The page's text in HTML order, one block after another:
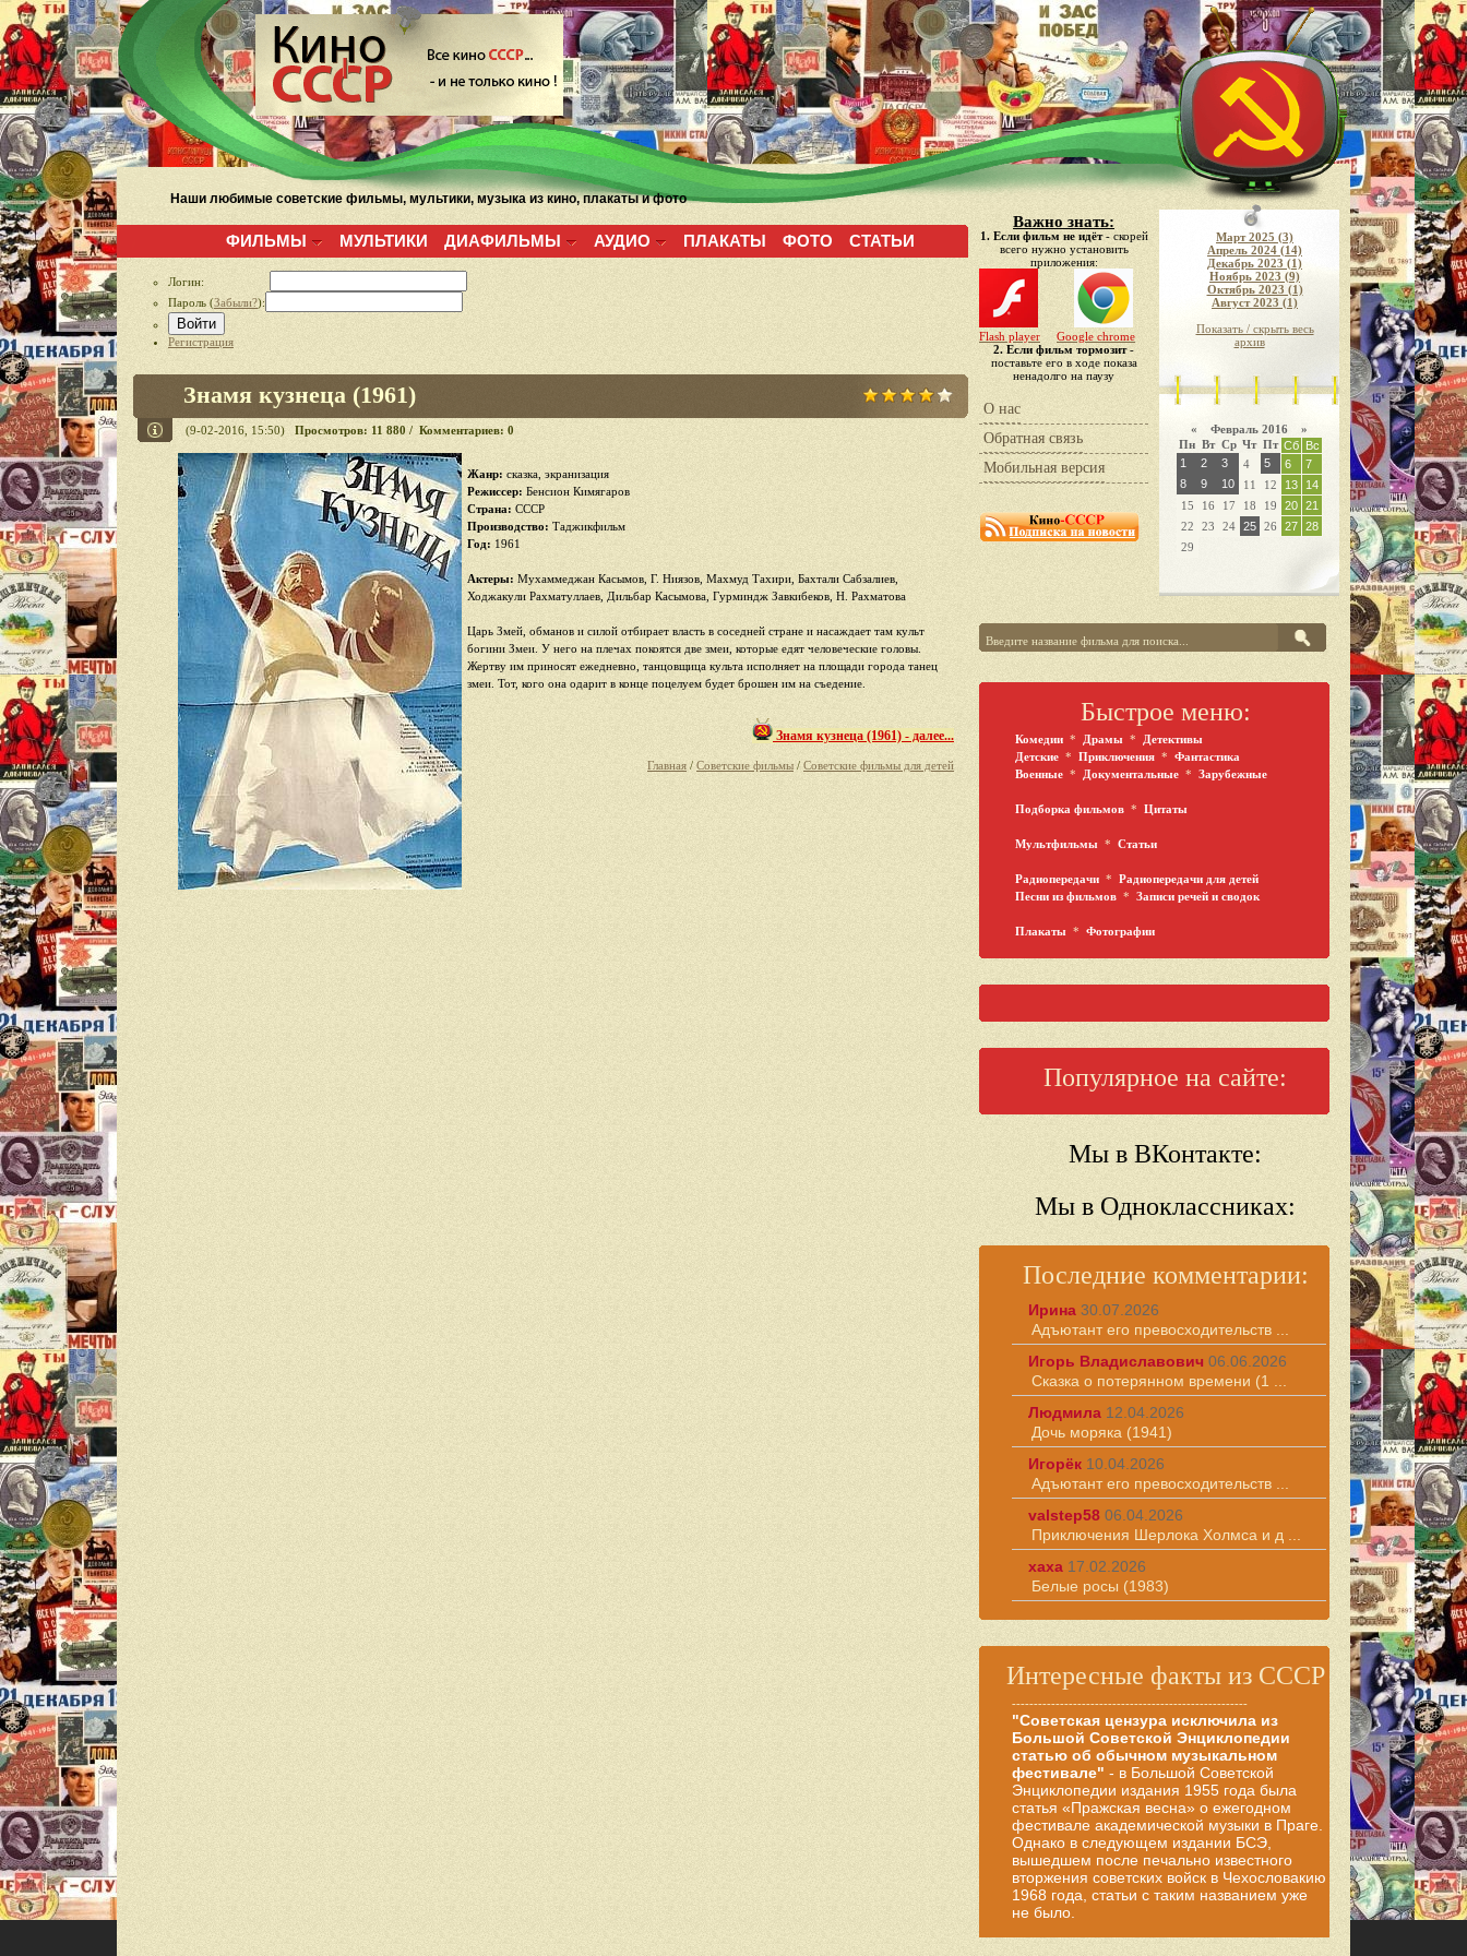
Наши любимые советские фильмы, мультики, музыка из кино, плакаты и фото
ФИЛЬМЫ МУЛЬТИКИ ДИАФИЛЬМЫ АУДИО ПЛАКАТЫ ФОТО СТАТЬИ
Логин:
Пароль (Забыли?):
Войти
Регистрация
Знамя кузнеца (1961)
(9-02-2016, 15:50) Просмотров: 11 880 / Комментариев: 0
Жанр: сказка, экранизация
Режиссер: Бенсион Кимягаров
Страна: СССР
Производство: Таджикфильм
Год: 1961
Актеры: Мухаммеджан Касымов, Г. Ниязов, Махмуд Тахири, Бахтали Сабзалиев,
Ходжакули Рахматуллаев, Дильбар Касымова, Гурминдж Завкибеков, Н. Рахматова
Царь Змей, обманов и силой отбирает власть в соседней стране и насаждает там культ
богини Змеи. У него на плечах покоятся две змеи, которые едят человеческие головы.
Жертву им приносят ежедневно, танцовщица культа исполняет на площади города танец
змеи. Тот, кого она одарит в конце поцелуем будет брошен им на съедение.
Знамя кузнеца (1961) - далее...
Главная / Советские фильмы / Советские фильмы для детей
Важно знать:
1. Если фильм не идёт- скорей
всего нужно установить
приложения:
Flash player
Google chrome
2. Если фильм тормозит-
поставьте его в ходе показа
ненадолго на паузу
О нас
Обратная связь
Мобильная версия
Март 2025 (3)
Апрель 2024 (14)
Декабрь 2023 (1)
Ноябрь 2023 (9)
Октябрь 2023 (1)
Август 2023 (1)
Показать / скрыть весь
архив
« Февраль 2016 »
Пн Вт Ср Чт Пт Сб Вс
1
2 3 4 5 6
7
8
9 10 11 12 13
14
15
16 17 18 19 20 21
22
23 24 25 26 27 28
29
Быстрое меню:
Комедии * Драмы *
Детективы
Детские * Приключения * Фантастика
Военные * Документальные * Зарубежные
Подборка фильмов * Цитаты
Мультфильмы * Статьи
Радиопередачи * Радиопередачи для детей
Песни из фильмов * Записи речей и сводок
Плакаты * Фотографии
Популярное на сайте:
Мы в ВКонтакте:
Мы в Одноклассниках:
Последние комментарии:
Ирина 30.07.2026
Адъютант его превосходительств ...
Игорь Владиславович 06.06.2026
Сказка о потерянном времени (1 ...
Людмила 12.04.2026
Дочь моряка (1941)
Игорёк 10.04.2026
Адъютант его превосходительств ...
valstep58 06.04.2026
Приключения Шерлока Холмса и д ...
хаха 17.02.2026
Белые росы (1983)
Интересные факты из СССР
------------------------------------------------------
"Советская цензура исключила из
Большой Советской Энциклопедии
статью об обычном музыкальном
фестивале" - в Большой Советской
Энциклопедии издания 1955 года была
статья «Пражская весна» о ежегодном
фестивале академической музыки в Праге.
Однако в следующем издании БСЭ,
вышедшем после печально известного
вторжения советских войск в Чехословакию
1968 года, статьи с таким названием уже
не было.